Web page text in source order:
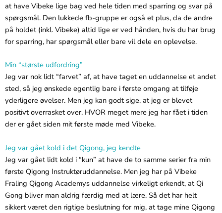
at have Vibeke lige bag ved hele tiden med sparring og svar på
spørgsmål. Den lukkede fb-gruppe er også et plus, da de andre
på holdet (inkl. Vibeke) altid lige er ved hånden, hvis du har brug
for sparring, har spørgsmål eller bare vil dele en oplevelse.
Min “største udfordring”
Jeg var nok lidt “farvet” af, at have taget en uddannelse et andet
sted, så jeg ønskede egentlig bare i første omgang at tilføje
yderligere øvelser. Men jeg kan godt sige, at jeg er blevet
positivt overrasket over, HVOR meget mere jeg har fået i tiden
der er gået siden mit første møde med Vibeke.
Jeg var gået kold i det Qigong, jeg kendte
Jeg var gået lidt kold i “kun” at have de to samme serier fra min
første Qigong Instruktøruddannelse. Men jeg har på Vibeke
Fraling Qigong Academys uddannelse virkeligt erkendt, at Qi
Gong bliver man aldrig færdig med at lære. Så det har helt
sikkert været den rigtige beslutning for mig, at tage mine Qigong